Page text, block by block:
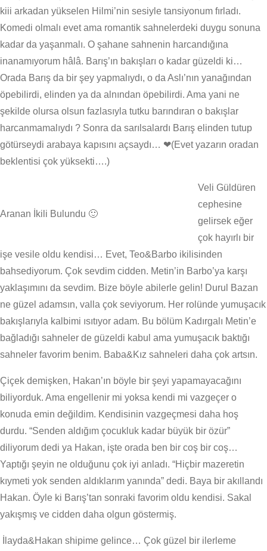
kiii arkadan yükselen Hilmi’nin sesiyle tansiyonum fırladı.
Komedi olmalı evet ama romantik sahnelerdeki duygu sonuna
kadar da yaşanmalı. O şahane sahnenin harcandığına
inanamıyorum hâlâ. Barış’ın bakışları o kadar güzeldi ki…
Orada Barış da bir şey yapmalıydı, o da Aslı’nın yanağından
öpebilirdi, elinden ya da alnından öpebilirdi. Ama yani ne
şekilde olursa olsun fazlasıyla tutku barındıran o bakışlar
harcanmamalıydı ? Sonra da sarılsalardı Barış elinden tutup
götürseydi arabaya kapısını açsaydı… ❤(Evet yazarın oradan
beklentisi çok yüksekti….)
Aranan İkili Bulundu 🙂
Veli Güldüren
cephesine
gelirsek eğer
çok hayırlı bir
işe vesile oldu kendisi… Evet, Teo&Barbo ikilisinden
bahsediyorum. Çok sevdim cidden. Metin’in Barbo’ya karşı
yaklaşımını da sevdim. Bize böyle abilerle gelin! Durul Bazan
ne güzel adamsın, valla çok seviyorum. Her rolünde yumuşacık
bakışlarıyla kalbimi ısıtıyor adam. Bu bölüm Kadırgalı Metin’e
bağladığı sahneler de güzeldi kabul ama yumuşacık baktığı
sahneler favorim benim. Baba&Kız sahneleri daha çok artsın.
Çiçek demişken, Hakan’ın böyle bir şeyi yapamayacağını
biliyorduk. Ama engellenir mi yoksa kendi mi vazgeçer o
konuda emin değildim. Kendisinin vazgeçmesi daha hoş
durdu. “Senden aldığım çocukluk kadar büyük bir özür”
diliyorum dedi ya Hakan, işte orada ben bir coş bir coş…
Yaptığı şeyin ne olduğunu çok iyi anladı. “Hiçbir mazeretin
kıymeti yok senden aldıklarım yanında” dedi. Baya bir akıllandı
Hakan. Öyle ki Barış’tan sonraki favorim oldu kendisi. Sakal
yakışmış ve cidden daha olgun göstermiş.
İlayda&Hakan shipime gelince… Çok güzel bir ilerleme